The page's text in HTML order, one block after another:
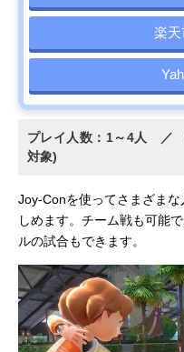
楽天
プレイ人数：1～4人 ／
対象)
Joy-Conを使ってさまざま
しめます。チーム戦も可能
ルの試合もできます。